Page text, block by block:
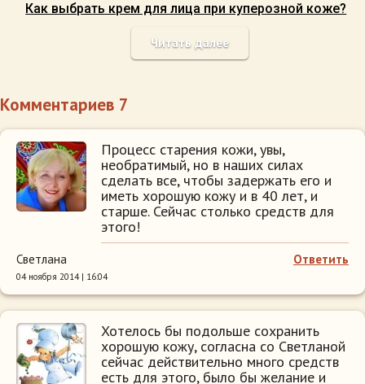
Как выбрать крем для лица при куперозной коже?
Читать далее
Комментариев 7
Процесс старения кожи, увы,
необратимый, но в наших силах
сделать все, чтобы задержать его и
иметь хорошую кожу и в 40 лет, и
старше. Сейчас столько средств для
этого!
Ответить
Светлана
04 ноября 2014 | 16:04
Хотелось бы подольше сохранить
хорошую кожу, согласна со Светланой
сейчас действительно много средств
есть для этого, было бы желание и